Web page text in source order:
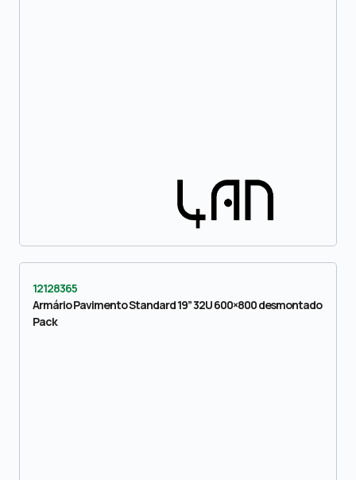
12128365
Armário Pavimento Standard 19” 32U 600×800 desmontado
Pack